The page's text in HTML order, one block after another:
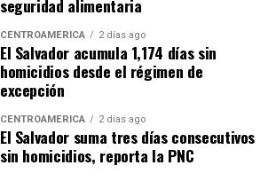
seguridad alimentaria
CENTROAMÉRICA 2 días ago
El Salvador acumula 1,174 días sin
homicidios desde el régimen de
excepción
CENTROAMÉRICA 2 días ago
El Salvador suma tres días consecutivos
sin homicidios, reporta la PNC